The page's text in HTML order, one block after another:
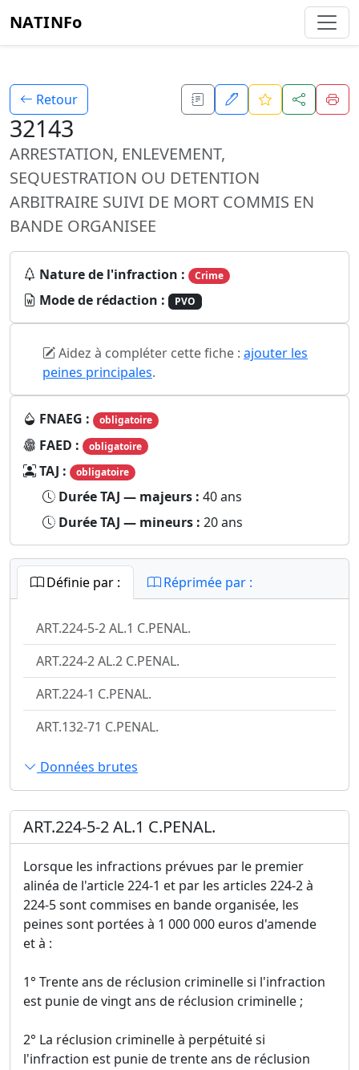
NATINFo
Retour
32143
ARRESTATION, ENLEVEMENT,
SEQUESTRATION OU DETENTION
ARBITRAIRE SUIVI DE MORT COMMIS EN
BANDE ORGANISEE
Nature de l'infraction : Crime
Mode de rédaction : PVO
Aidez à compléter cette fiche : ajouter les
peines principales.
FNAEG : obligatoire
FAED : obligatoire
TAJ : obligatoire
Durée TAJ — majeurs : 40 ans
Durée TAJ — mineurs : 20 ans
Définie par : Réprimée par :
ART.224-5-2 AL.1 C.PENAL.
ART.224-2 AL.2 C.PENAL.
ART.224-1 C.PENAL.
ART.132-71 C.PENAL.
Données brutes
ART.224-5-2 AL.1 C.PENAL.
Lorsque les infractions prévues par le premier
alinéa de l'article 224-1 et par les articles 224-2 à
224-5 sont commises en bande organisée, les
peines sont portées à 1 000 000 euros d'amende
et à :
1° Trente ans de réclusion criminelle si l'infraction
est punie de vingt ans de réclusion criminelle ;
2° La réclusion criminelle à perpétuité si
l'infraction est punie de trente ans de réclusion